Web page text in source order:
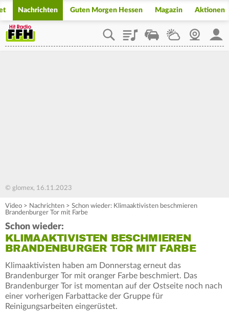
Nachrichten Guten Morgen Hessen Magazin Aktionen
PlaylistStaupilotWetterWebcam
© glomex, 16.11.2023
Video > Nachrichten > Schon wieder: Klimaaktivisten beschmieren
Brandenburger Tor mit Farbe
Schon wieder:
KLIMAAKTIVISTEN BESCHMIEREN
BRANDENBURGER TOR MIT FARBE
Klimaaktivisten haben am Donnerstag erneut das
Brandenburger Tor mit oranger Farbe beschmiert. Das
Brandenburger Tor ist momentan auf der Ostseite noch nach
einer vorherigen Farbattacke der Gruppe für
Reinigungsarbeiten eingerüstet.